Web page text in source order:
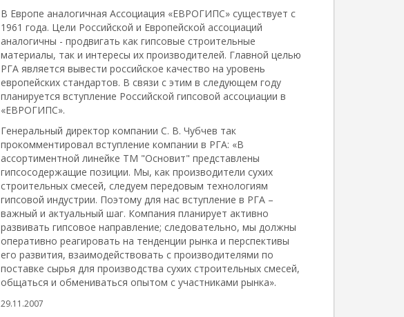
В Европе аналогичная Ассоциация «ЕВРОГИПС» существует с
1961 года. Цели Российской и Европейской ассоциаций
аналогичны - продвигать как гипсовые строительные
материалы, так и интересы их производителей. Главной целью
РГА является вывести российское качество на уровень
европейских стандартов. В связи с этим в следующем году
планируется вступление Российской гипсовой ассоциации в
«ЕВРОГИПС».
Генеральный директор компании С. В. Чубчев так
прокомментировал вступление компании в РГА: «В
ассортиментной линейке ТМ "Основит" представлены
гипсосодержащие позиции. Мы, как производители сухих
строительных смесей, следуем передовым технологиям
гипсовой индустрии. Поэтому для нас вступление в РГА –
важный и актуальный шаг. Компания планирует активно
развивать гипсовое направление; следовательно, мы должны
оперативно реагировать на тенденции рынка и перспективы
его развития, взаимодействовать с производителями по
поставке сырья для производства сухих строительных смесей,
общаться и обмениваться опытом с участниками рынка».
29.11.2007